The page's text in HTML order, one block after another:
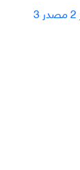
مصدر 3